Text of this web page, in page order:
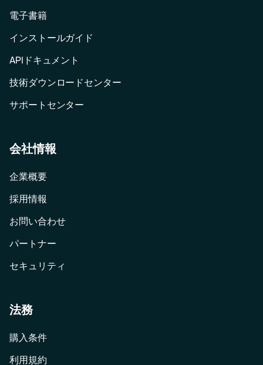
電子書籍
インストールガイド
APIドキュメント
技術ダウンロードセンター
サポートセンター
会社情報
企業概要
採用情報
お問い合わせ
パートナー
セキュリティ
法務
購入条件
利用規約